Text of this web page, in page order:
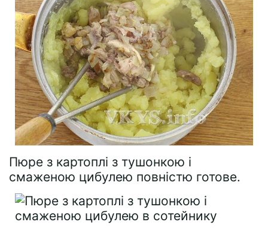
Пюре з картоплі з тушонкою і
смаженою цибулею повністю готове.